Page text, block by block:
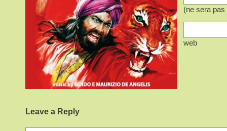
Leave a Reply
(ne sera
web